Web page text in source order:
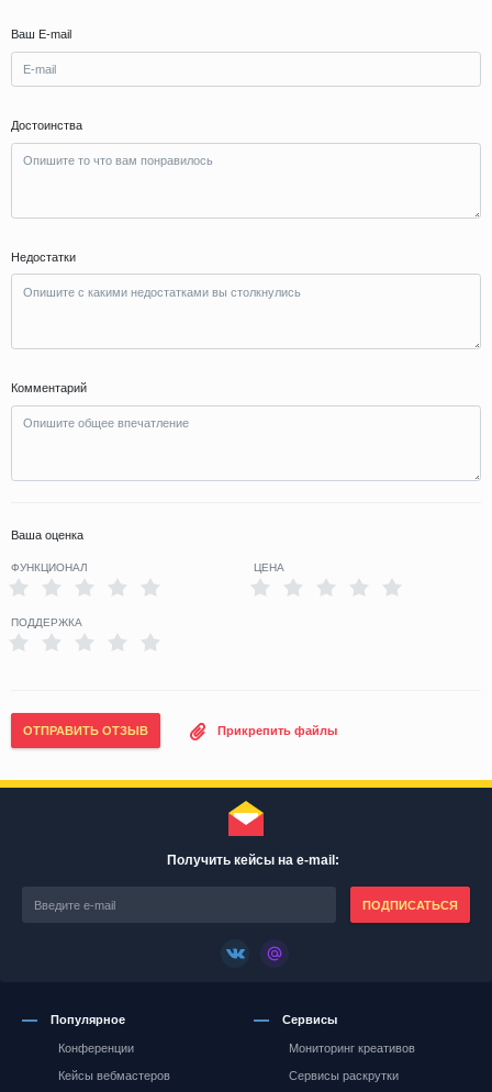
Ваш E-mail
Достоинства
Недостатки
Комментарий
Ваша оценка
ФУНКЦИОНАЛ ЦЕНА
ПОДДЕРЖКА
ОТПРАВИТЬ ОТЗЫВ Прикрепить файлы
Получить кейсы на e-mail:
ПОДПИСАТЬСЯ
Популярное
Конференции
Кейсы вебмастеров
Сервисы
Мониторинг креативов
Сервисы раскрутки